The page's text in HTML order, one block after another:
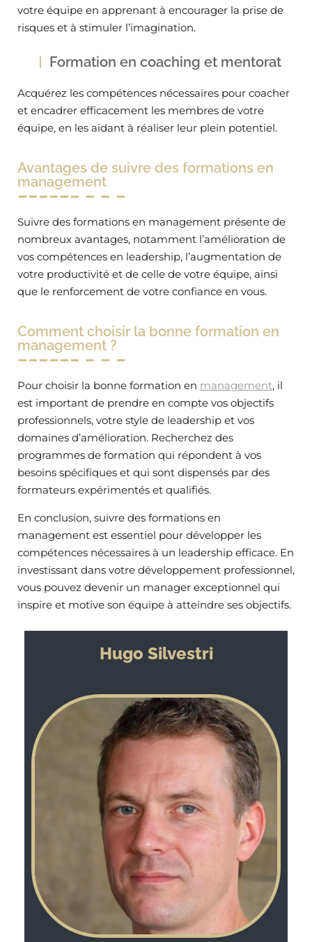
votre équipe en apprenant à encourager la prise de
risques et à stimuler l’imagination.
Formation en coaching et mentorat
Acquérez les compétences nécessaires pour coacher
et encadrer efficacement les membres de votre
équipe, en les aidant à réaliser leur plein potentiel.
Avantages de suivre des formations en
management
Suivre des formations en management présente de
nombreux avantages, notamment l’amélioration de
vos compétences en leadership, l’augmentation de
votre productivité et de celle de votre équipe, ainsi
que le renforcement de votre confiance en vous.
Comment choisir la bonne formation en
management ?
Pour choisir la bonne formation en management, il
est important de prendre en compte vos objectifs
professionnels, votre style de leadership et vos
domaines d’amélioration. Recherchez des
programmes de formation qui répondent à vos
besoins spécifiques et qui sont dispensés par des
formateurs expérimentés et qualifiés.
En conclusion, suivre des formations en
management est essentiel pour développer les
compétences nécessaires à un leadership efficace. En
investissant dans votre développement professionnel,
vous pouvez devenir un manager exceptionnel qui
inspire et motive son équipe à atteindre ses objectifs.
Hugo Silvestri